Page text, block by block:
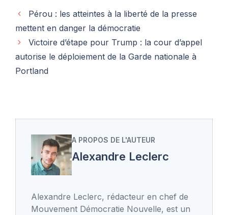
Pérou : les atteintes à la liberté de la presse
mettent en danger la démocratie
Victoire d’étape pour Trump : la cour d’appel
autorise le déploiement de la Garde nationale à
Portland
A PROPOS DE L'AUTEUR
Alexandre Leclerc
Alexandre Leclerc, rédacteur en chef de
Mouvement Démocratie Nouvelle, est un